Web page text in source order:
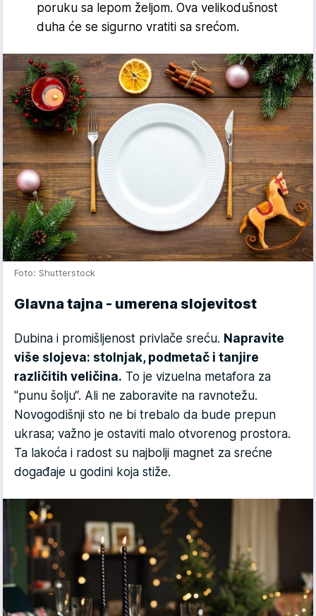
poruku sa lepom željom. Ova velikodušnost
duha će se sigurno vratiti sa srećom.
Foto: Shutterstock
Glavna tajna - umerena slojevitost
Dubina i promišljenost privlače sreću. Napravite
više slojeva: stolnjak, podmetač i tanjire
različitih veličina. To je vizuelna metafora za
"punu šolju“. Ali ne zaboravite na ravnotežu.
Novogodišnji sto ne bi trebalo da bude prepun
ukrasa; važno je ostaviti malo otvorenog prostora.
Ta lakoća i radost su najbolji magnet za srećne
događaje u godini koja stiže.